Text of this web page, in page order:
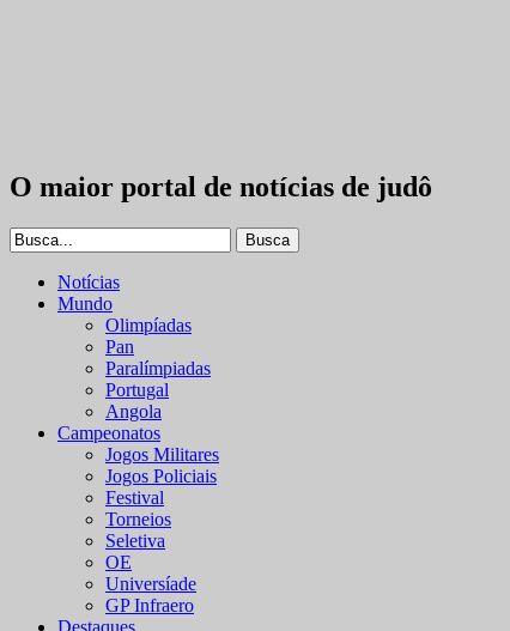
O maior portal de notícias de judô
Notícias
Mundo
Olimpíadas
Pan
Paralímpiadas
Portugal
Angola
Campeonatos
Jogos Militares
Jogos Policiais
Festival
Torneios
Seletiva
OE
Universíade
GP Infraero
Destaques